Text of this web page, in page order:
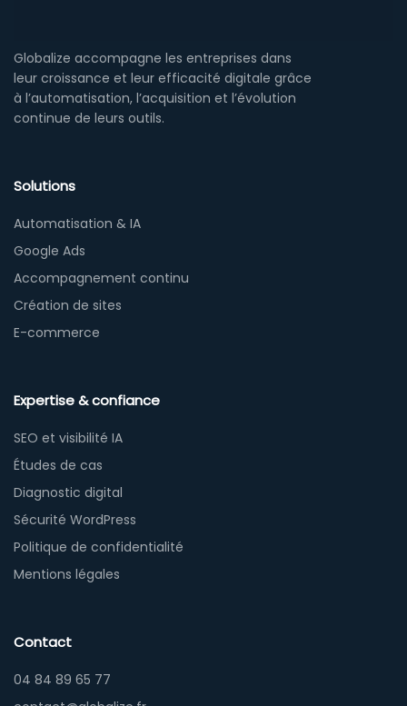
Globalize accompagne les entreprises dans
leur croissance et leur efficacité digitale grâce
à l’automatisation, l’acquisition et l’évolution
continue de leurs outils.
Solutions
Automatisation & IA
Google Ads
Accompagnement continu
Création de sites
E-commerce
Expertise & confiance
SEO et visibilité IA
Études de cas
Diagnostic digital
Sécurité WordPress
Politique de confidentialité
Mentions légales
Contact
04 84 89 65 77